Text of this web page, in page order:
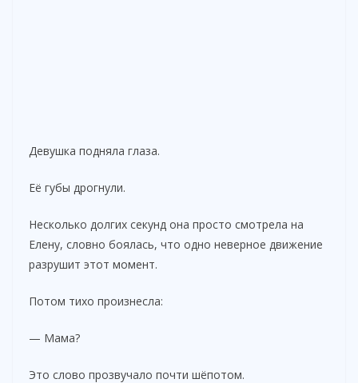
Девушка подняла глаза.
Её губы дрогнули.
Несколько долгих секунд она просто смотрела на
Елену, словно боялась, что одно неверное движение
разрушит этот момент.
Потом тихо произнесла:
— Мама?
Это слово прозвучало почти шёпотом.